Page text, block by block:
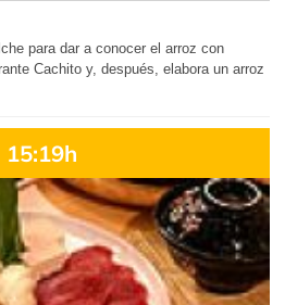
para dar a conocer el arroz con
Cachito y, después, elabora un arroz
15:19h